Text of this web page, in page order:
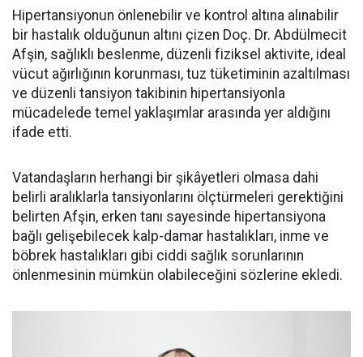
Hipertansiyonun önlenebilir ve kontrol altına alınabilir
bir hastalık olduğunun altını çizen Doç. Dr. Abdülmecit
Afşin, sağlıklı beslenme, düzenli fiziksel aktivite, ideal
vücut ağırlığının korunması, tuz tüketiminin azaltılması
ve düzenli tansiyon takibinin hipertansiyonla
mücadelede temel yaklaşımlar arasında yer aldığını
ifade etti.
Vatandaşların herhangi bir şikâyetleri olmasa dahi
belirli aralıklarla tansiyonlarını ölçtürmeleri gerektiğini
belirten Afşin, erken tanı sayesinde hipertansiyona
bağlı gelişebilecek kalp-damar hastalıkları, inme ve
böbrek hastalıkları gibi ciddi sağlık sorunlarının
önlenmesinin mümkün olabileceğini sözlerine ekledi.